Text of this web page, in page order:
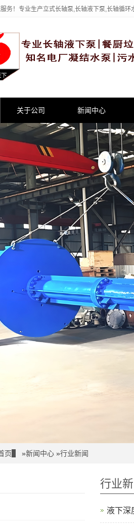
务！专业生产立式长轴泵,长轴液下泵,长轴循
关于公司 新闻中心
页 »新闻中心 »行业新闻
行业
液下深